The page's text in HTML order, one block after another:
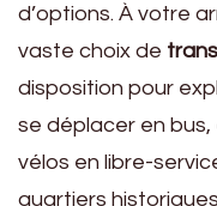
d’options. À votre
vaste choix de
disposition pour
se déplacer en
vélos en libre-
quartiers